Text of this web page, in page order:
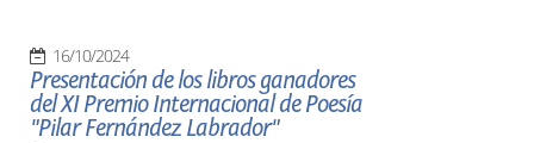
16/10/2024
Presentación de los libros ganadores
del XI Premio Internacional de Poesía
"Pilar Fernández Labrador"